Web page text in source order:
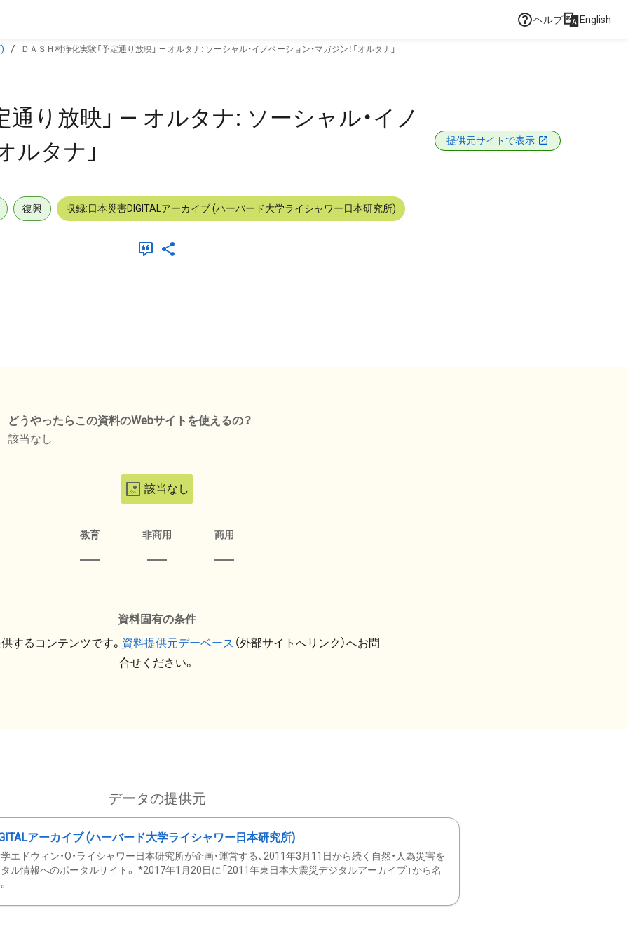
ヘルプ English
ＤＡＳＨ村浄化実験「予定通り放映」 — オルタナ: ソーシャル・イノベーション・マガジン！「オルタナ」
通り放映」 — オルタナ: ソーシャル・イノ
ルタナ」
提供元サイトで表示
復興 収録:日本災害DIGITALアーカイブ (ハーバード大学ライシャワー日本研究所)
どうやったらこの資料のWebサイトを使えるの？
該当なし
該当なし
教育 非商用 商用
資料固有の条件
するコンテンツです。 資料提供元デーベース （外部サイトへリンク）へお問
合せください。
データの提供元
アーカイブ (ハーバード大学ライシャワー日本研究所)
エドウィン・O・ライシャワー日本研究所が企画・運営する、2011年3月11日から続く自然・人為災害を
ル情報へのポータルサイト。 *2017年1月20日に「2011年東日本大震災デジタルアーカイブ」から名